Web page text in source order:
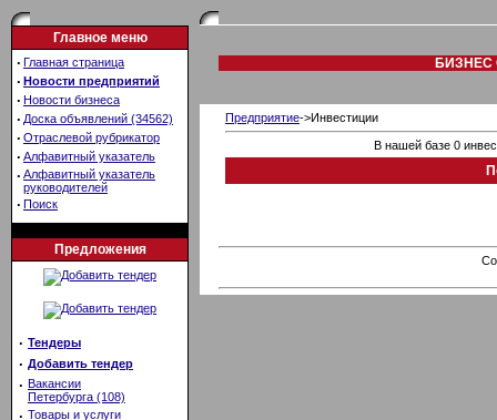
Главное меню
· Главная страница
· Новости предприятий
· Новости бизнеса
· Доска объявлений (34562)
· Отраслевой рубрикатор
· Алфавитный указатель
· Алфавитный указатель
руководителей
· Поиск
Предложения
· Тендеры
· Добавить тендер
· Вакансии
Петербурга (108)
· Товары и услуги
БИЗНЕС
Предприятие->Инвестиции
В нашей базе 0